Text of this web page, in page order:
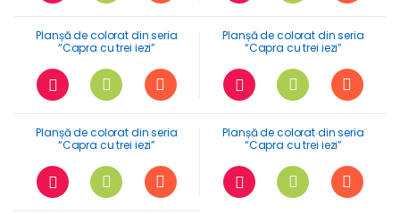
Planșă de colorat din seria
“Capra cu trei iezi”
Planșă de colorat din seria
“Capra cu trei iezi”
Planșă de colorat din seria
“Capra cu trei iezi”
Planșă de colorat din seria
“Capra cu trei iezi”